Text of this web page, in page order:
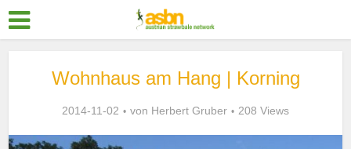
Wohnhaus am Hang | Korning
2014-11-02 von Herbert Gruber 208 Views